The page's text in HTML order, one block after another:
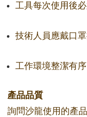
工具每次使用後
技術人員應戴口
工作環境整潔有序
產品品質
詢問沙龍使用的產